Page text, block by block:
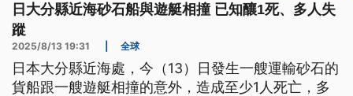
日大分縣近海砂石船與遊艇相撞 已知釀1死、多人失
蹤
2025/8/13 19:31 全球
日本大分縣近海處，今（13）日發生一艘運輸砂石的
貨船跟一艘遊艇相撞的意外，造成至少1人死亡，多